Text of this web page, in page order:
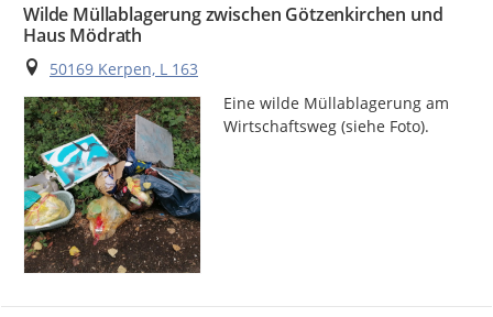
Wilde Müllablagerung zwischen Götzenkirchen und
Haus Mödrath
Ort
50169 Kerpen, L 163
Eine wilde Müllablagerung am
Wirtschaftsweg (siehe Foto).